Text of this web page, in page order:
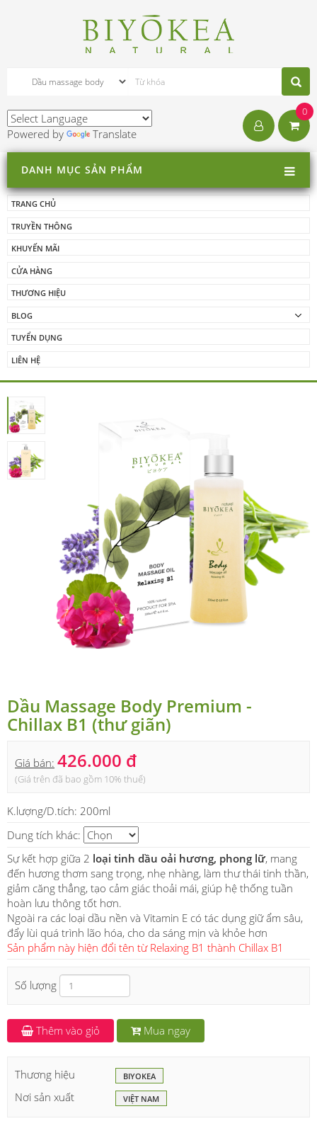
Powered by Translate
0
DANH MỤC SẢN PHẨM
TRANG CHỦ
TRUYỀN THÔNG
KHUYẾN MÃI
CỬA HÀNG
THƯƠNG HIỆU
BLOG
TUYỂN DỤNG
LIÊN HỆ
Dầu Massage Body Premium -
Chillax B1 (thư giãn)
Giá bán: 426.000 đ
(Giá trên đã bao gồm 10% thuế)
K.lượng/D.tích: 200ml
Dung tích khác:
Sự kết hợp giữa 2 loại tinh dầu oải hương, phong lữ, mang
đến hương thơm sang trọng, nhẹ nhàng, làm thư thái tinh thần,
giảm căng thẳng, tạo cảm giác thoải mái, giúp hệ thống tuần
hoàn lưu thông tốt hơn.
Ngoài ra các loại dầu nền và Vitamin E có tác dụng giữ ẩm sâu,
đẩy lùi quá trình lão hóa, cho da sáng mịn và khỏe hơn
Sản phẩm này hiện đổi tên từ Relaxing B1 thành Chillax B1
Số lượng
Thêm vào giỏ Mua ngay
Thương hiệu BIYOKEA
Nơi sản xuất VIỆT NAM